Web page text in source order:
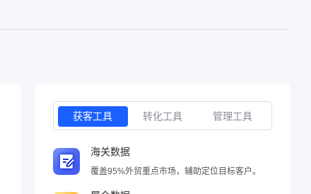
获客工具 转化工具 管理工具
海关数据
覆盖95%外贸重点市场，辅助定位目标客户。